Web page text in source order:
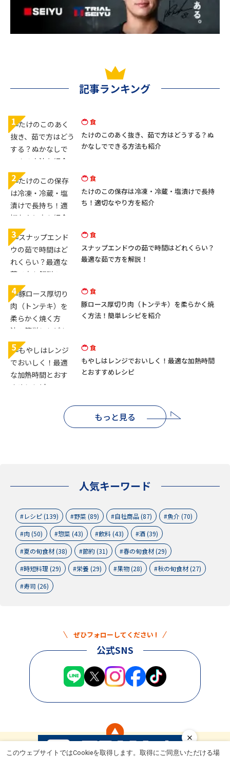
このウェブサイトではCookieを取得します。取得にご同意いただける場
記事ランキング
1 食
たけのこのあく抜き、茹で方はどうする？ぬ
かなしでできる方法も紹介
2 食
たけのこの保存は冷凍・冷蔵・塩漬けで長持
ち！適切なやり方を紹介
3 食
スナップエンドウの茹で時間はどれくらい？
最適な茹で方を解説！
4 食
豚ロース厚切り肉（トンテキ）を柔らかく焼
く方法！簡単レシピを紹介
5 食
もやしはレンジでおいしく！最適な加熱時間
とおすすめレシピ
もっと見る
人気キーワード
レシピ (139) 野菜 (89) 自社商品 (87)
魚介 (70)
肉 (50)
惣菜 (43) 飲料 (43)
酒 (39)
夏の旬食材 (38)
節約 (31)
春の旬食材 (29)
時短料理 (29)
栄養 (29) 果物 (28)
秋の旬食材 (27)
寿司 (26)
ぜひフォローしてください !
公式SNS